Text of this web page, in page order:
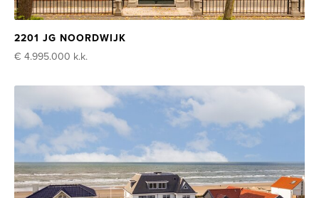
2201 JG NOORDWIJK
€ 4.995.000 k.k.